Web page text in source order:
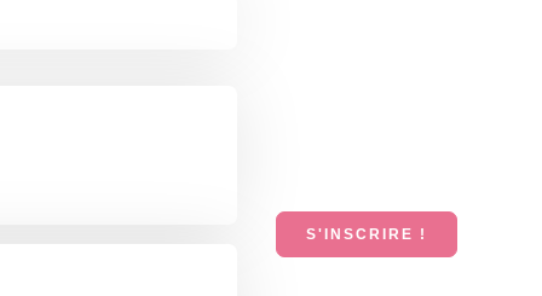
S'INSCRIRE !